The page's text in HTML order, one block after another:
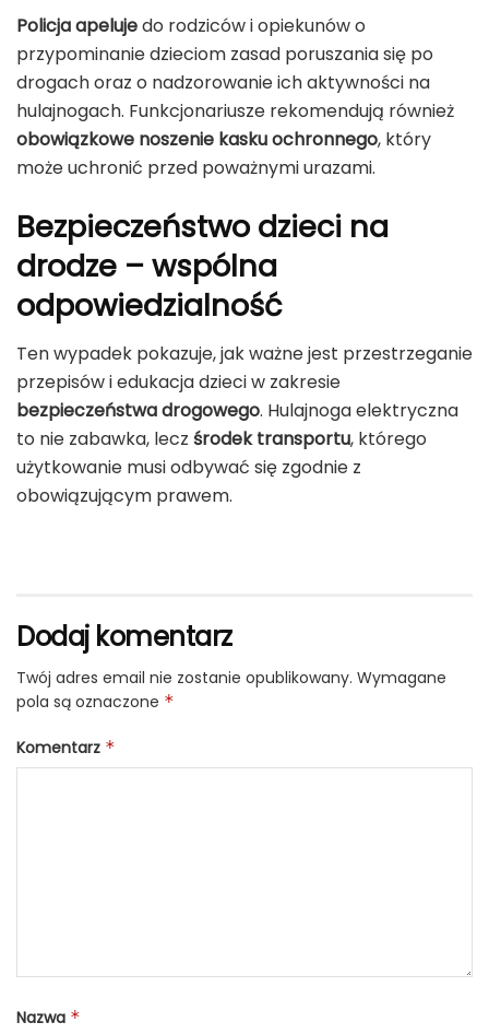
Policja apelujedo rodziców i opiekunów o
przypominanie dzieciom zasad poruszania się po
drogach oraz o nadzorowanie ich aktywności na
hulajnogach. Funkcjonariusze rekomendują również
obowiązkowe noszenie kasku ochronnego, który
może uchronić przed poważnymi urazami.
Bezpieczeństwo dzieci na
drodze – wspólna
odpowiedzialność
Ten wypadek pokazuje, jak ważne jest przestrzeganie
przepisów i edukacja dzieci w zakresie
bezpieczeństwa drogowego. Hulajnoga elektryczna
to nie zabawka, lecz środek transportu, którego
użytkowanie musi odbywać się zgodnie z
obowiązującym prawem.
Dodaj komentarz
Twój adres email nie zostanie opublikowany. Wymagane
pola są oznaczone *
Komentarz *
Nazwa *